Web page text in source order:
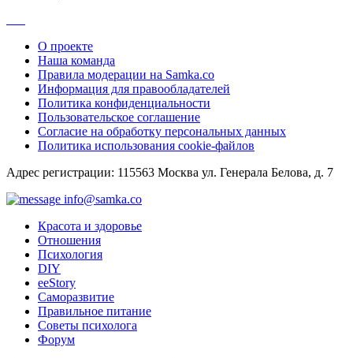
О проекте
Наша команда
Правила модерации на Samka.co
Информация для правообладателей
Политика конфиденциальности
Пользовательское соглашение
Согласие на обработку персональных данных
Политика использования cookie-файлов
Адрес регистрации: 115563 Москва ул. Генерала Белова, д. 7
info@samka.co
Красота и здоровье
Отношения
Психология
DIY
ееStory
Саморазвитие
Правильное питание
Советы психолога
Форум